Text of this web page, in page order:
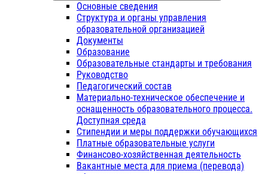
Основные сведения
Структура и органы управления
образовательной организацией
Документы
Образование
Образовательные стандарты и требования
Руководство
Педагогический состав
Материально-техническое обеспечение и
оснащенность образовательного процесса.
Доступная среда
Стипендии и меры поддержки обучающихся
Платные образовательные услуги
Финансово-хозяйственная деятельность
Вакантные места для приема (перевода)